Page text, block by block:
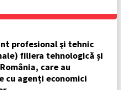
profesional şi tehnic
filiera tehnologică și
care au
cu agenți economici